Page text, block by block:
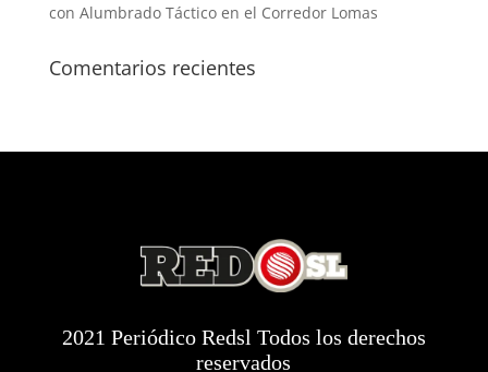
con Alumbrado Táctico en el Corredor Lomas
Comentarios recientes
2021 Periódico Redsl Todos los derechos
reservados